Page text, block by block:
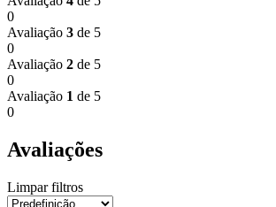
0
Avaliação 3 de 5
0
Avaliação 2 de 5
0
Avaliação 1 de 5
0
Avaliações
Limpar filtros